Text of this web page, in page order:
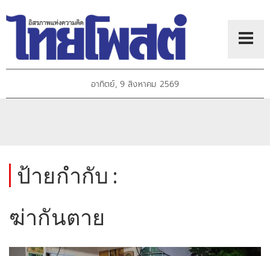
อาทิตย์, 9 สิงหาคม 2569
ป้ายกำกับ :
ฆ่ากันตาย